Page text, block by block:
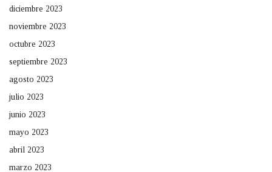
diciembre 2023
noviembre 2023
octubre 2023
septiembre 2023
agosto 2023
julio 2023
junio 2023
mayo 2023
abril 2023
marzo 2023